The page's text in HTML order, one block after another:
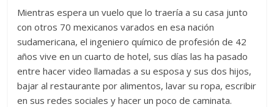
Mientras espera un vuelo que lo traería a su casa junto
con otros 70 mexicanos varados en esa nación
sudamericana, el ingeniero químico de profesión de 42
años vive en un cuarto de hotel, sus días las ha pasado
entre hacer video llamadas a su esposa y sus dos hijos,
bajar al restaurante por alimentos, lavar su ropa, escribir
en sus redes sociales y hacer un poco de caminata.